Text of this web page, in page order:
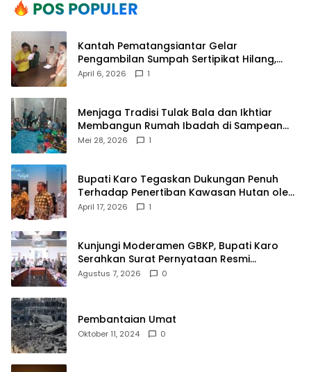
Kantah Pematangsiantar Gelar
Pengambilan Sumpah Sertipikat Hilang,
Perkuat Kepastian Hukum Pertanahan
April 6, 2026 1
Menjaga Tradisi Tulak Bala dan Ikhtiar
Membangun Rumah Ibadah di Sampean
Barat
Mei 28, 2026 1
Bupati Karo Tegaskan Dukungan Penuh
Terhadap Penertiban Kawasan Hutan oleh
Pemerintah Pusat
April 17, 2026 1
Kunjungi Moderamen GBKP, Bupati Karo
Serahkan Surat Pernyataan Resmi
Penyerahan Aset RSUD Kabanjahe
Agustus 7, 2026 0
Pembantaian Umat
Oktober 11, 2024 0